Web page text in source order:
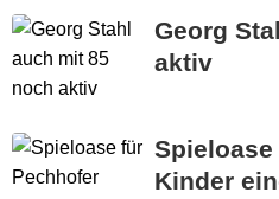
Georg
aktiv
Kinder